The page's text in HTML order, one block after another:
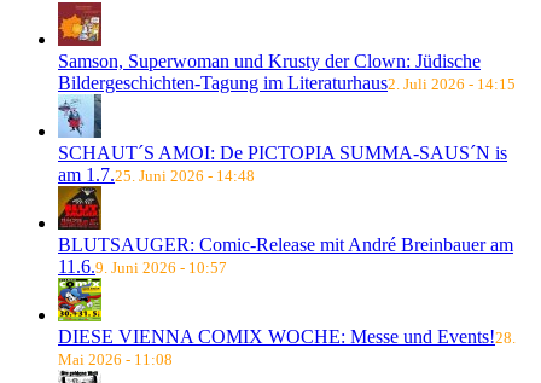
Samson, Superwoman und Krusty der Clown: Jüdische
Bildergeschichten-Tagung im Literaturhaus2. Juli 2026 - 14:15
SCHAUT´S AMOI: De PICTOPIA SUMMA-SAUS´N is
am 1.7.25. Juni 2026 - 14:48
BLUTSAUGER: Comic-Release mit André Breinbauer am
11.6.9. Juni 2026 - 10:57
DIESE VIENNA COMIX WOCHE: Messe und Events!28.
Mai 2026 - 11:08